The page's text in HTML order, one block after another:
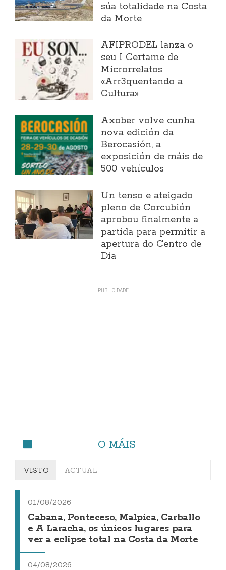
súa totalidade na Costa
da Morte
AFIPRODEL lanza o
seu I Certame de
Microrrelatos
«Arr3quentando a
Cultura»
Axober volve cunha
nova edición da
Berocasión, a
exposición de máis de
500 vehículos
Un tenso e ateigado
pleno de Corcubión
aprobou finalmente a
partida para permitir a
apertura do Centro de
Día
O MÁIS
VISTO ACTUAL
01/08/2026
Cabana, Ponteceso, Malpica, Carballo
e A Laracha, os únicos lugares para
ver a eclipse total na Costa da Morte
04/08/2026